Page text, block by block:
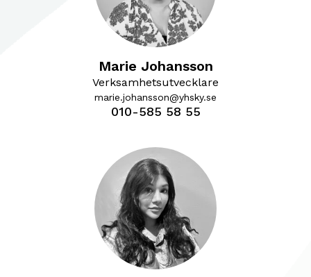
Marie Johansson
Verksamhetsutvecklare
marie.johansson@yhsky.se
010-585 58 55